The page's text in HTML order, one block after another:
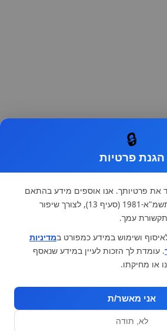
🔒
הגנת פרטיות
את פרטיותך. אנו אוספים מידע בהתאם
לחוק הגנת הפרטיות, התשמ"א-1981 (סעיף 13), לצורך שיפור
עמך.
ושימוש במידע כמפורט במדיניות
. עומדת לך הזכות לעיין במידע שנאסף
או מחיקתו.
אני מאשר/ת
לא, תודה